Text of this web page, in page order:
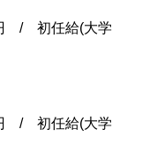
/ 初任給(大学
/ 初任給(大学